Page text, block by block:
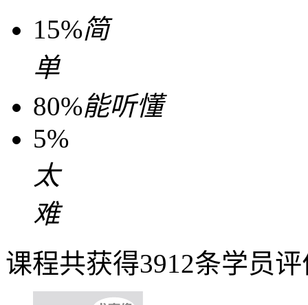
15%简
单
80%能听懂
5%
太
难
课程共获得3912条学员